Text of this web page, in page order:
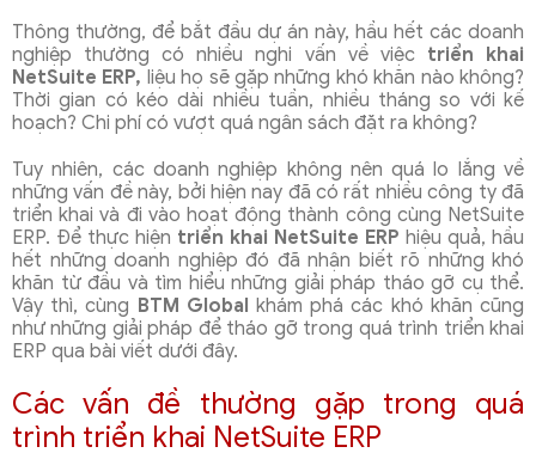
Thông thường, để bắt đầu dự án này, hầu hết các doanh
nghiệp thường có nhiều nghi vấn về việc triển khai
NetSuite ERP, liệu họ sẽ gặp những khó khăn nào không?
Thời gian có kéo dài nhiều tuần, nhiều tháng so với kế
hoạch? Chi phí có vượt quá ngân sách đặt ra không?
Tuy nhiên, các doanh nghiệp không nên quá lo lắng về
những vấn đề này, bởi hiện nay đã có rất nhiều công ty đã
triển khai và đi vào hoạt động thành công cùng NetSuite
ERP. Để thực hiện triển khai NetSuite ERP hiệu quả, hầu
hết những doanh nghiệp đó đã nhận biết rõ những khó
khăn từ đầu và tìm hiểu những giải pháp tháo gỡ cụ thể.
Vậy thì, cùng BTM Global khám phá các khó khăn cũng
như những giải pháp để tháo gỡ trong quá trình triển khai
ERP qua bài viết dưới đây.
Các vấn đề thường gặp trong quá
trình triển khai NetSuite ERP